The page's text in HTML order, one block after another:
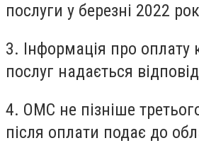
послуги у березні 2022
3. Інформація про оплату
послуг надається
4. ОМС не пізніше
після оплати подає до